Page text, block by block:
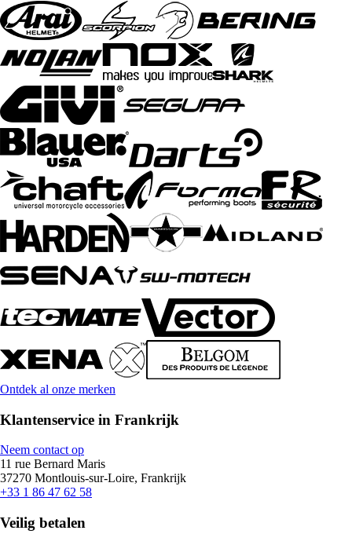
Ontdek al onze merken
Klantenservice in Frankrijk
Neem contact op
11 rue Bernard Maris
37270 Montlouis-sur-Loire, Frankrijk
+33 1 86 47 62 58
Veilig betalen